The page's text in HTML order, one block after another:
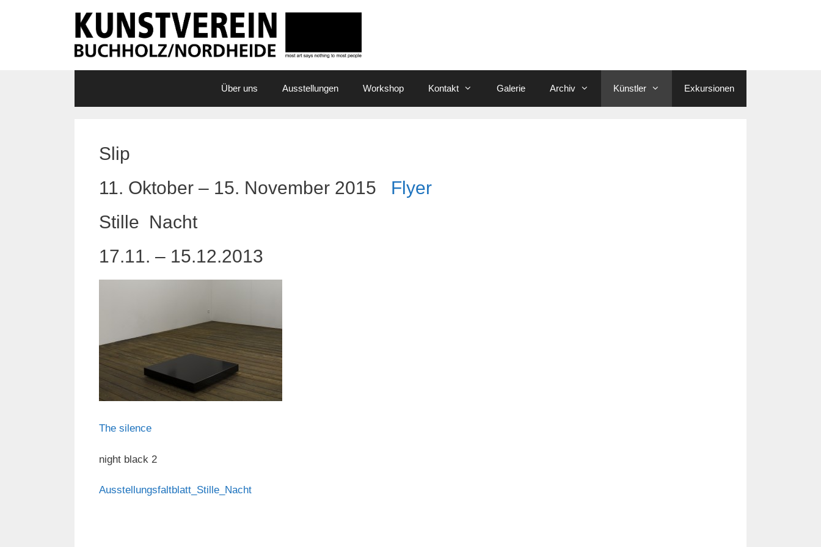
Über uns Ausstellungen Workshop Kontakt Galerie Archiv Künstler Exkursionen
Slip
11. Oktober – 15. November 2015 Flyer
Stille Nacht
17.11. – 15.12.2013
The silence
night black 2
Ausstellungsfaltblatt_Stille_Nacht